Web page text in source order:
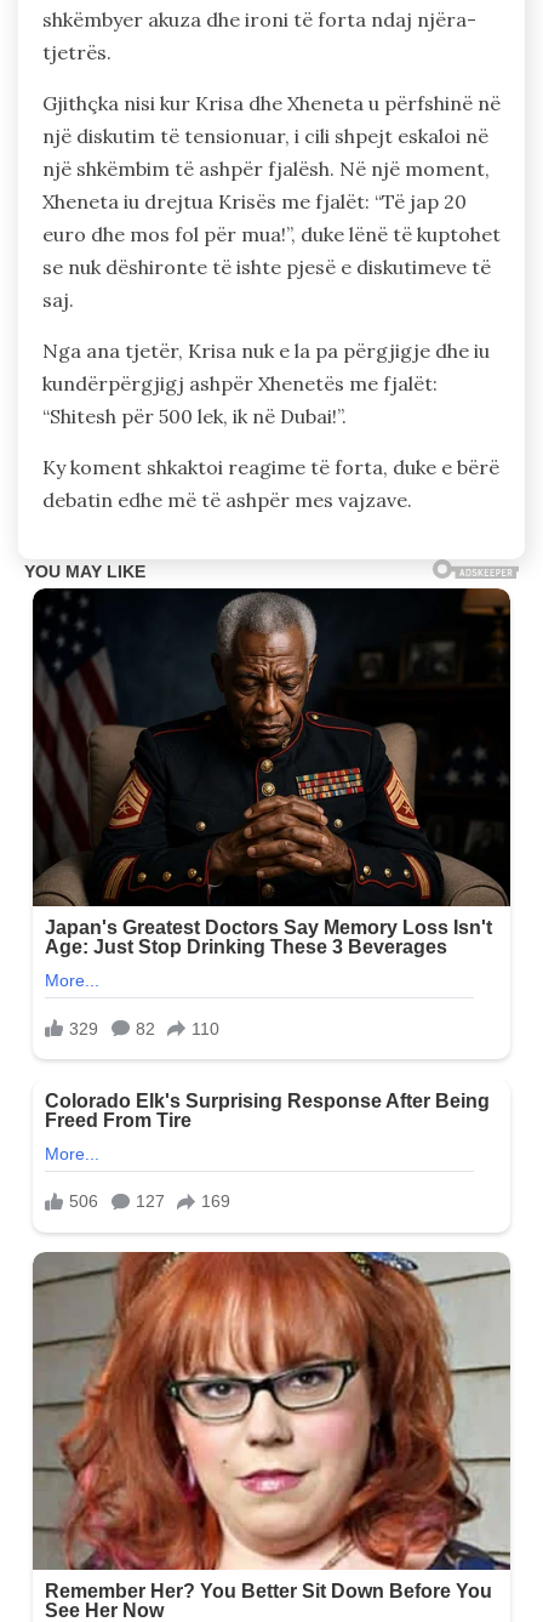
shkëmbyer akuza dhe ironi të forta ndaj njëra-
tjetrës.
Gjithçka nisi kur Krisa dhe Xheneta u përfshinë në
një diskutim të tensionuar, i cili shpejt eskaloi në
një shkëmbim të ashpër fjalësh. Në një moment,
Xheneta iu drejtua Krisës me fjalët: “Të jap 20
euro dhe mos fol për mua!”, duke lënë të kuptohet
se nuk dëshironte të ishte pjesë e diskutimeve të
saj.
Nga ana tjetër, Krisa nuk e la pa përgjigje dhe iu
kundërpërgjigj ashpër Xhenetës me fjalët:
“Shitesh për 500 lek, ik në Dubai!”.
Ky koment shkaktoi reagime të forta, duke e bërë
debatin edhe më të ashpër mes vajzave.